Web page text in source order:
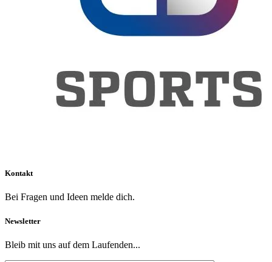
Kontakt
Bei Fragen und Ideen melde dich.
Newsletter
Bleib mit uns auf dem Laufenden...